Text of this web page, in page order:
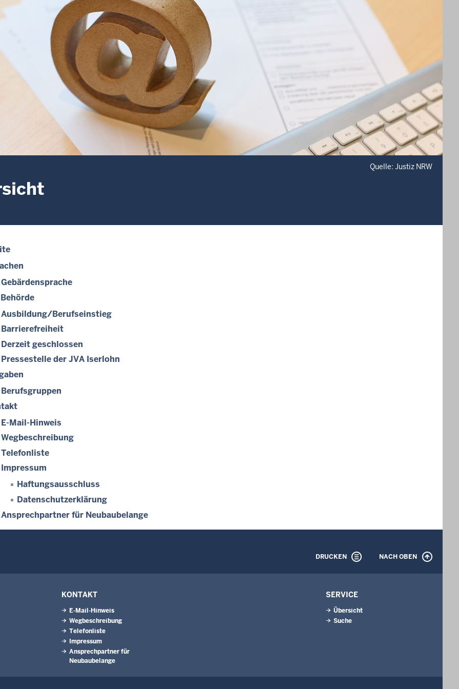
Quelle: Justiz NRW
Gebärdensprache
Ausbildung/Berufseinstieg
Barrierefreiheit
Derzeit geschlossen
Pressestelle der JVA Iserlohn
Berufsgruppen
E-Mail-Hinweis
Wegbeschreibung
Telefonliste
Impressum
Haftungsausschluss
Datenschutzerklärung
Ansprechpartner für Neubaubelange
DRUCKEN NACH OBEN
KONTAKT
E-Mail-Hinweis
Wegbeschreibung
Telefonliste
Impressum
Ansprechpartner für
Neubaubelange
SERVICE
Übersicht
Suche